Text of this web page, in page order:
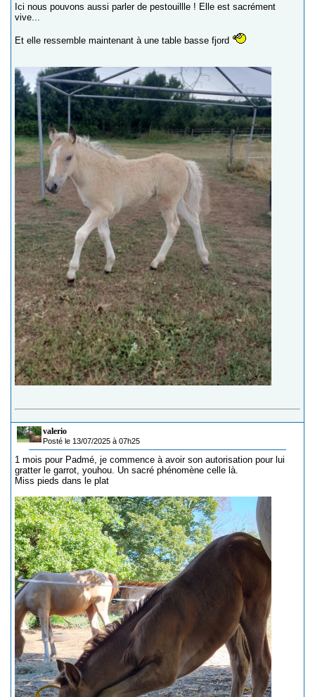
Ici nous pouvons aussi parler de pestouillle ! Elle est sacrément
vive...
Et elle ressemble maintenant à une table basse fjord
valerio
Posté le 13/07/2025 à 07h25
1 mois pour Padmé, je commence à avoir son autorisation pour lui
gratter le garrot, youhou. Un sacré phénomène celle là.
Miss pieds dans le plat